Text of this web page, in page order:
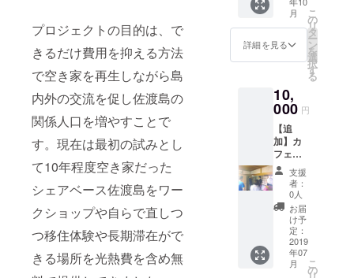
プロジェクトの目的は、で
きるだけ費用を抑える方法
で空き家を再生しながら島
内外の交流を促し佐渡島の
関係人口を増やすことで
す。現在は最初の試みとし
て10年程度空き家だった
シェアベース佐渡島をワー
クショップや自らで直しつ
つ移住体験や長期滞在がで
きる場所を光熱費を含め無
両津
港、小
木港に
はお迎
現地で
の宿泊
代は含
みませ
ん。宿
が必要
な方は
ご自身
での手
配をお
願いい
たしま
す。ご
相談い
ただけ
各種イ
ベント
等使用
方法は
自由
（シェ
チン・
シェア
スペー
ス等）※
近隣は
住宅で
あるた
め大き
な音が
出るよ
うな利
用方法
は不可
と致し
ます。
月
詳細を見る
こ
の
リ
タ
ー
ン
を
選
択
す
る
10,
000 円
【追
加】カ
フェの
工事に
参加で
きる
券！私
や大学
生、現
地の方
と一緒
に佐渡
支援
者：
0人
お届
け予
定：
2019
年07
月
こ
の